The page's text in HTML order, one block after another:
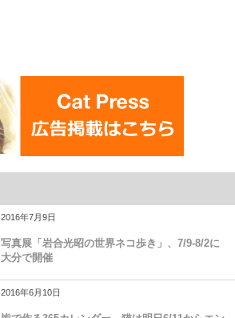
2016年7月9日
写真展「岩合光昭の世界ネコ歩き」、7/9-8/2に
大分で開催
2016年6月10日